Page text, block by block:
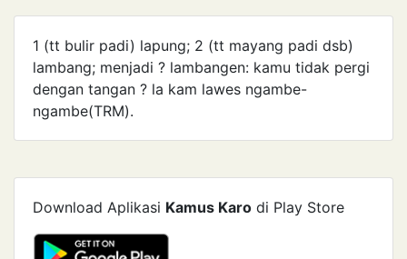
1 (tt bulir padi) lapung; 2 (tt mayang padi dsb)
lambang; menjadi ? lambangen: kamu tidak pergi
dengan tangan ? la kam lawes ngambe-
ngambe(TRM).
Download Aplikasi Kamus Karo di Play Store